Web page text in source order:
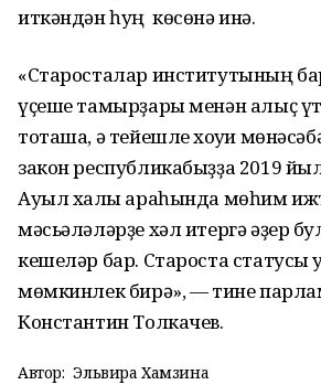
иткәндән һуң көсөнә инә.
«Старосталар институтының
үҫеше тамырҙары менән алыҫ
тоташа, ә тейешле хоҡуҡи
закон республикабыҙҙа 2019
Ауыл халҡы араһында мөһим
мәсьәләләрҙе хәл итергә әҙер
кешеләр бар. Староста статусы
мөмкинлек бирә», — тине
Константин Толкачев.
Автор: Эльвира Хамзина